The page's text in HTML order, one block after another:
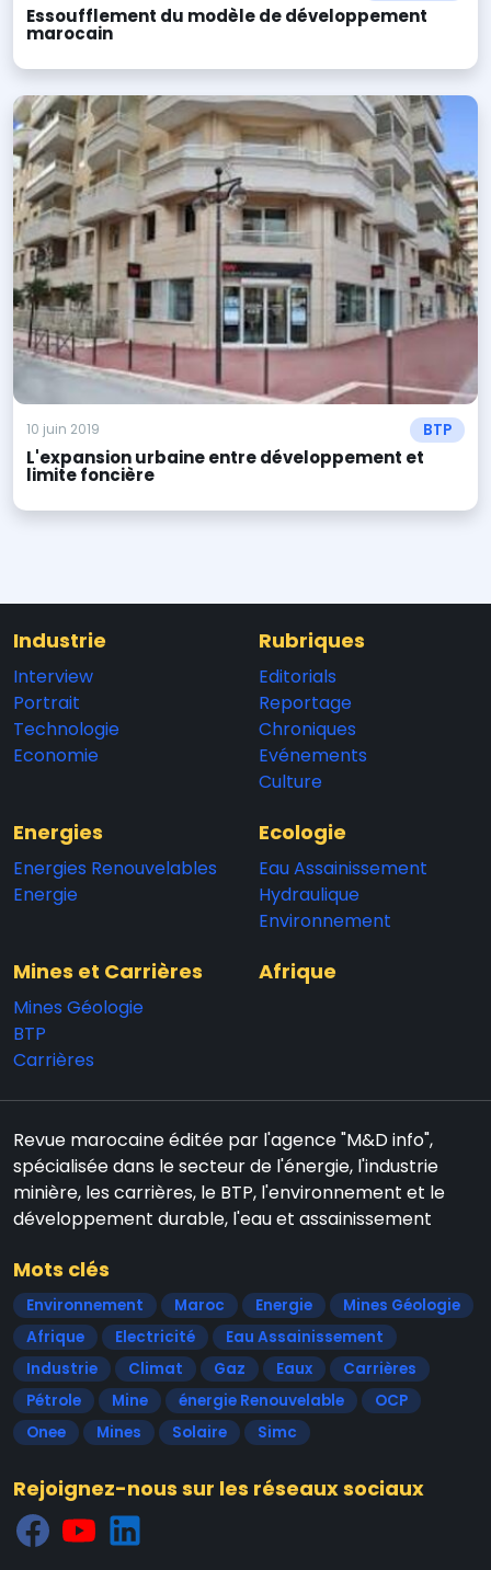
Essoufflement du modèle de développement
marocain
10 juin 2019 BTP
L'expansion urbaine entre développement et
limite foncière
Industrie
Interview
Portrait
Technologie
Economie
Rubriques
Editorials
Reportage
Chroniques
Evénements
Culture
Energies
Energies Renouvelables
Energie
Ecologie
Eau Assainissement
Hydraulique
Environnement
Mines et Carrières
Mines Géologie
BTP
Carrières
Afrique
Revue marocaine éditée par l'agence "M&D info",
spécialisée dans le secteur de l'énergie, l'industrie
minière, les carrières, le BTP, l'environnement et le
développement durable, l'eau et assainissement
Mots clés
Environnement Maroc Energie
Mines Géologie
Afrique
Electricité
Eau Assainissement
Industrie
Climat Gaz Eaux
Carrières
Pétrole
Mine énergie Renouvelable
OCP
Onee
Mines Solaire Simc
Rejoignez-nous sur les réseaux sociaux